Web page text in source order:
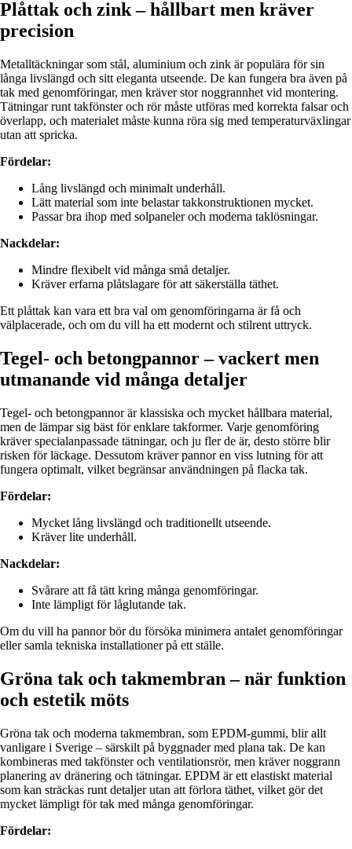
Plåttak och zink – hållbart men kräver
precision
Metalltäckningar som stål, aluminium och zink är populära för sin
långa livslängd och sitt eleganta utseende. De kan fungera bra även på
tak med genomföringar, men kräver stor noggrannhet vid montering.
Tätningar runt takfönster och rör måste utföras med korrekta falsar och
överlapp, och materialet måste kunna röra sig med temperaturväxlingar
utan att spricka.
Fördelar:
Lång livslängd och minimalt underhåll.
Lätt material som inte belastar takkonstruktionen mycket.
Passar bra ihop med solpaneler och moderna taklösningar.
Nackdelar:
Mindre flexibelt vid många små detaljer.
Kräver erfarna plåtslagare för att säkerställa täthet.
Ett plåttak kan vara ett bra val om genomföringarna är få och
välplacerade, och om du vill ha ett modernt och stilrent uttryck.
Tegel- och betongpannor – vackert men
utmanande vid många detaljer
Tegel- och betongpannor är klassiska och mycket hållbara material,
men de lämpar sig bäst för enklare takformer. Varje genomföring
kräver specialanpassade tätningar, och ju fler de är, desto större blir
risken för läckage. Dessutom kräver pannor en viss lutning för att
fungera optimalt, vilket begränsar användningen på flacka tak.
Fördelar:
Mycket lång livslängd och traditionellt utseende.
Kräver lite underhåll.
Nackdelar:
Svårare att få tätt kring många genomföringar.
Inte lämpligt för låglutande tak.
Om du vill ha pannor bör du försöka minimera antalet genomföringar
eller samla tekniska installationer på ett ställe.
Gröna tak och takmembran – när funktion
och estetik möts
Gröna tak och moderna takmembran, som EPDM-gummi, blir allt
vanligare i Sverige – särskilt på byggnader med plana tak. De kan
kombineras med takfönster och ventilationsrör, men kräver noggrann
planering av dränering och tätningar. EPDM är ett elastiskt material
som kan sträckas runt detaljer utan att förlora täthet, vilket gör det
mycket lämpligt för tak med många genomföringar.
Fördelar: